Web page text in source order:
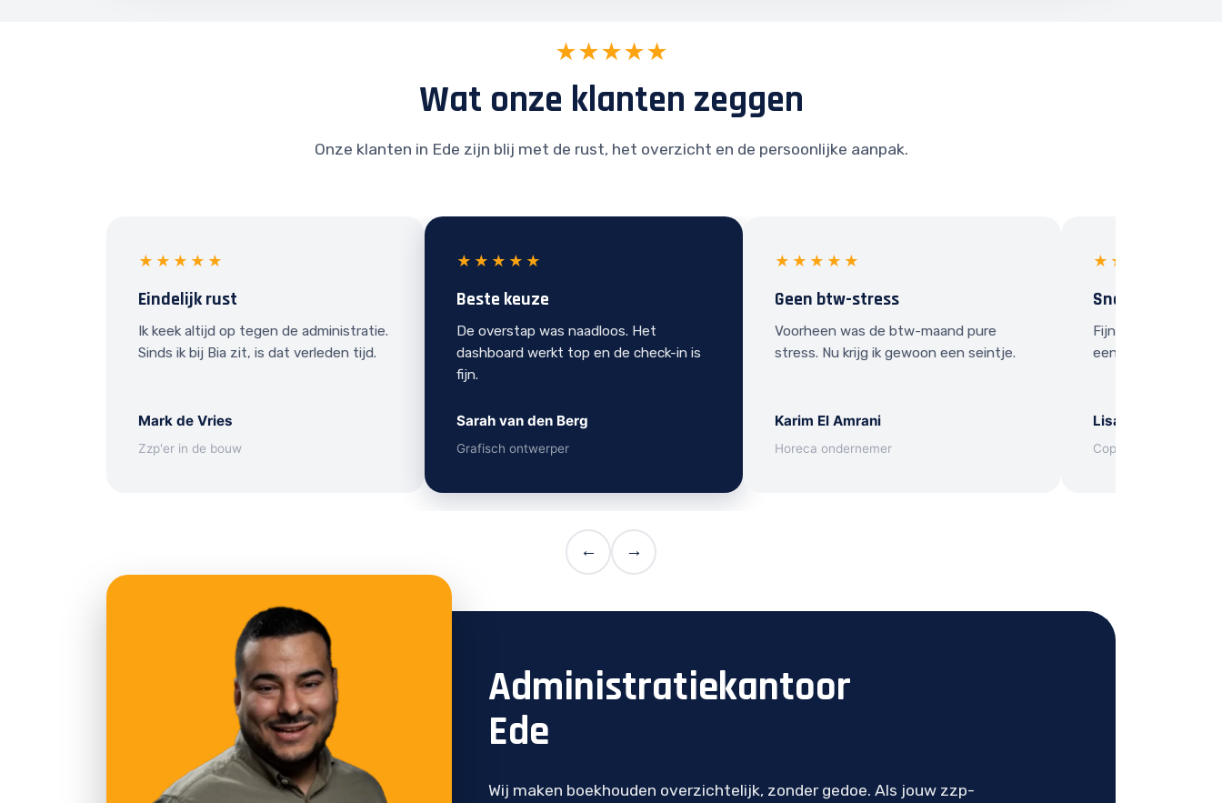
★★★★★
Wat onze klanten zeggen
Onze klanten in Ede zijn blij met de rust, het overzicht en de persoonlijke aanpak.
★★★★★
Eindelijk rust
Ik keek altijd op tegen de administratie.
Sinds ik bij Bia zit, is dat verleden tijd.
Mark de Vries
Zzp'er in de bouw
★★★★★
Beste keuze
De overstap was naadloos. Het
dashboard werkt top en de check-in is
fijn.
Sarah van den Berg
Grafisch ontwerper
★★★★★
Geen btw-stress
Voorheen was de btw-maand pure
stress. Nu krijg ik gewoon een seintje.
Karim El Amrani
Horeca ondernemer
★★★★★
Snel contact
Fijn dat ik gewoon
een vraag heb.
Lisa Janssen
Copywriter
← →
Administratiekantoor
Ede
Wij maken boekhouden overzichtelijk, zonder gedoe. Als jouw zzp-